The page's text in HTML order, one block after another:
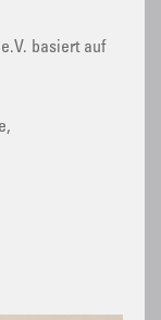
basiert auf